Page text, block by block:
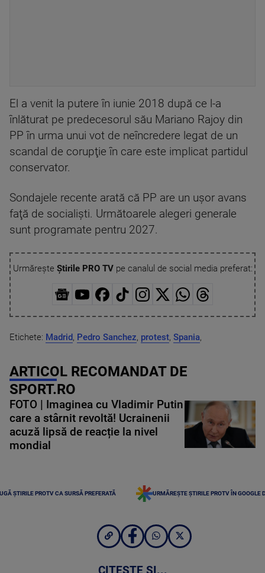
El a venit la putere în iunie 2018 după ce l-a
înlăturat pe predecesorul său Mariano Rajoy din
PP în urma unui vot de neîncredere legat de un
scandal de corupţie în care este implicat partidul
conservator.
Sondajele recente arată că PP are un uşor avans
faţă de socialişti. Următoarele alegeri generale
sunt programate pentru 2027.
Urmărește Știrile PRO TVpe canalul de social media preferat:
Etichete: Madrid, Pedro Sanchez, protest, Spania,
ARTICOL RECOMANDAT DE
SPORT.RO
FOTO | Imaginea cu Vladimir Putin
care a stârnit revoltă! Ucrainenii
acuză lipsă de reacție la nivel
mondial
ȘTIRILE PROTV CA SURSĂ PREFERATĂ URMĂREȘTE ȘTIRILE PROTV ÎN GOOGLE